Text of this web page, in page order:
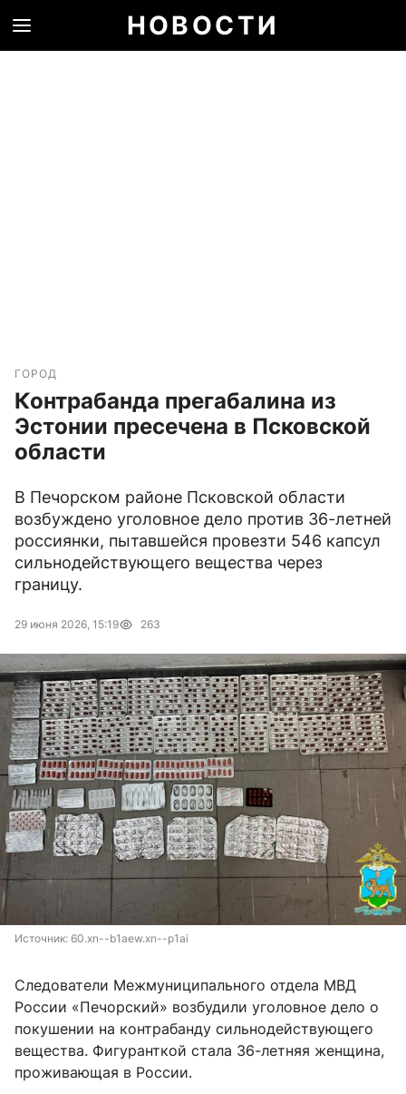
НОВОСТИ
ГОРОД
Контрабанда прегабалина из
Эстонии пресечена в Псковской
области
В Печорском районе Псковской области
возбуждено уголовное дело против 36-летней
россиянки, пытавшейся провезти 546 капсул
сильнодействующего вещества через
границу.
29 июня 2026, 15:19 263
Источник: 60.xn--b1aew.xn--p1ai
Следователи Межмуниципального отдела МВД
России «Печорский» возбудили уголовное дело о
покушении на контрабанду сильнодействующего
вещества. Фигуранткой стала 36-летняя женщина,
проживающая в России.